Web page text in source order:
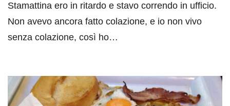
Stamattina ero in ritardo e stavo correndo in ufficio.
Non avevo ancora fatto colazione, e io non vivo
senza colazione, così ho…